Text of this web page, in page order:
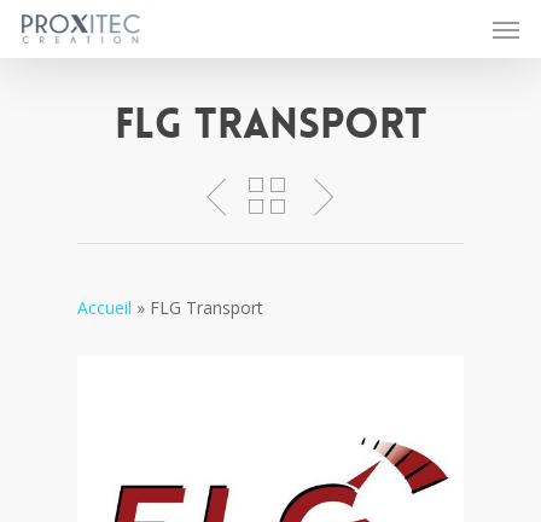
Skip
FLG Transport
Accueil » FLG Transport